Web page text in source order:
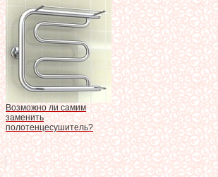
Возможно ли самим
заменить
полотенцесушитель?